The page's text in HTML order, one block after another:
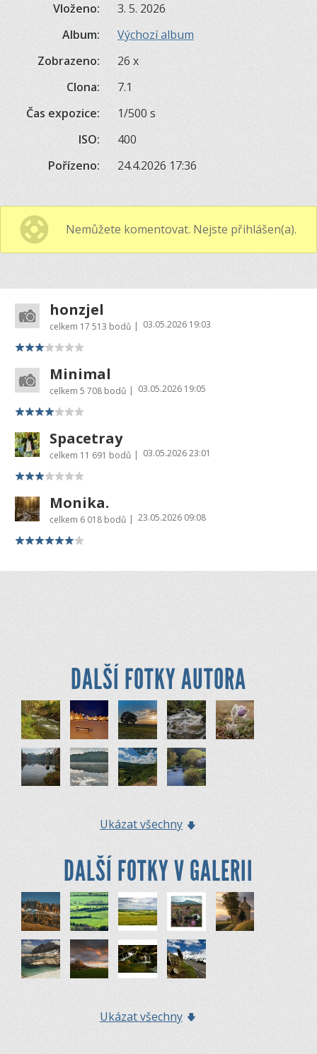
Vloženo:
3. 5. 2026
Album:
Výchozí album
Zobrazeno:
26 x
Clona:
7.1
Čas expozice:
1/500 s
ISO:
400
Pořízeno:
24.4.2026 17:36
Nemůžete komentovat. Nejste přihlášen(a).
honzjel
celkem 17 513 bodů | 03.05.2026 19:03
Minimal
celkem 5 708 bodů | 03.05.2026 19:05
Spacetray
celkem 11 691 bodů | 03.05.2026 23:01
Monika.
celkem 6 018 bodů | 23.05.2026 09:08
DALŠÍ FOTKY AUTORA
Ukázat všechny
DALŠÍ FOTKY V GALERII
Ukázat všechny